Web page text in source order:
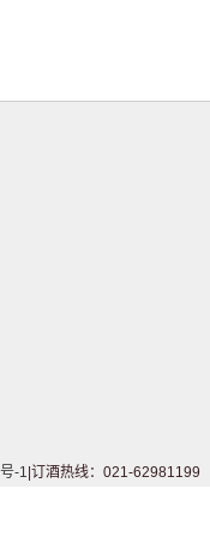
-1 |订酒热线：021-62981199